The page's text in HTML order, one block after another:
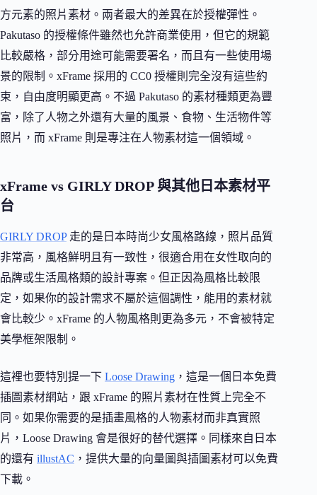
方元素的照片素材。兩者最大的差異在於授權彈性。
Pakutaso 的授權條件雖然也允許商業使用，但它的規範
比較嚴格，部分用途可能需要署名，而且有一些使用場
景的限制。xFrame 採用的 CC0 授權則完全沒有這些約
束，自由度明顯更高。不過 Pakutaso 的素材種類更為豐
富，除了人物之外還有大量的風景、食物、生活物件等
照片，而 xFrame 則是專注在人物素材這一個領域。
xFrame vs GIRLY DROP 與其他日本素材平
台
GIRLY DROP走的是日本時尚少女風格路線，照片品質
非常高，風格鮮明且有一致性，很適合用在女性取向的
品牌或生活風格類的設計專案。但正因為風格比較限
定，如果你的設計需求不屬於這個調性，能用的素材就
會比較少。xFrame 的人物風格則更為多元，不會被特定
美學框架限制。
這裡也要特別提一下 Loose Drawing ，這是一個日本免費
插圖素材網站，跟 xFrame 的照片素材在性質上完全不
同。如果你需要的是插畫風格的人物素材而非真實照
片，Loose Drawing 會是很好的替代選擇。同樣來自日本
的還有 illustAC ，提供大量的向量圖與插圖素材可以免費
下載。